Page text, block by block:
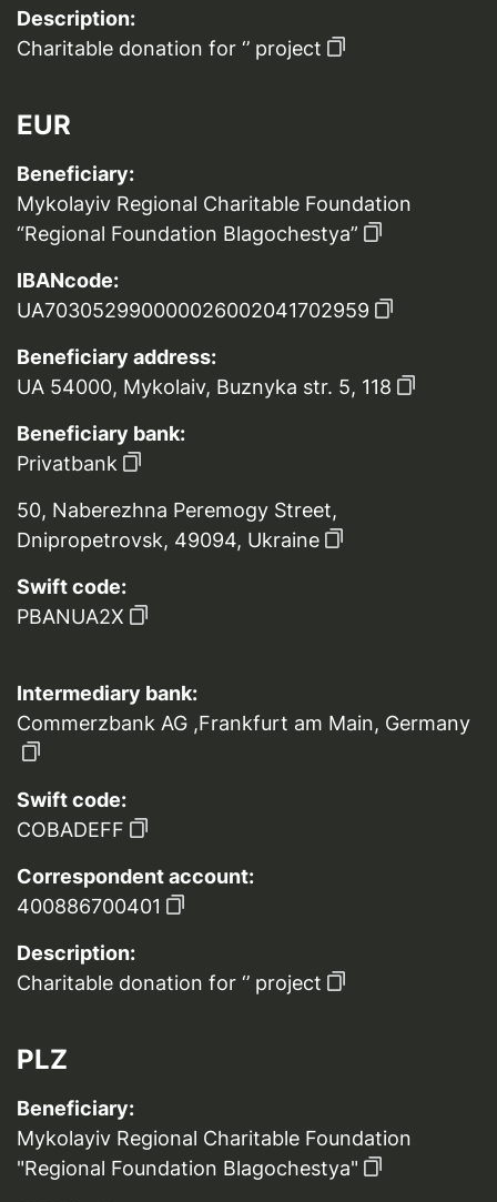
Description:
Charitable donation for ‘’ project
EUR
Beneficiary:
Mykolayiv Regional Charitable Foundation
“Regional Foundation Blagochestya”
IBANcode:
UA703052990000026002041702959
Beneficiary address:
UA 54000, Mykolaiv, Buznyka str. 5, 118
Beneficiary bank:
Privatbank
50, Naberezhna Peremogy Street,
Dnipropetrovsk, 49094, Ukraine
Swift code:
PBANUA2X
Intermediary bank:
Commerzbank AG ,Frankfurt am Main, Germany
Swift code:
COBADEFF
Correspondent account:
400886700401
Description:
Charitable donation for ‘’ project
PLZ
Beneficiary:
Mykolayiv Regional Charitable Foundation
"Regional Foundation Blagochestya"